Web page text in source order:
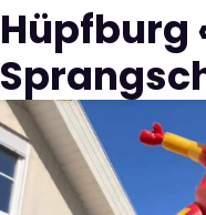
Hüpfburg